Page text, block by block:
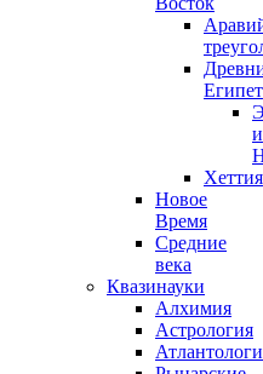
Египет
и
Хеттия
Новое
Время
Средние
века
Квазинауки
Алхимия
Астрология